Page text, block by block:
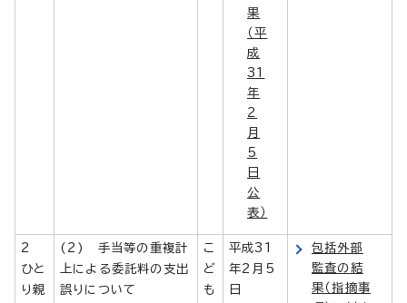
果
（平
成
31
年
2
月
5
日
公
表）
2
ひと
り親
(2) 手当等の重複計
上による委託料の支出
誤りについて
こ
ど
も
平成31
年2月5
日
包括外部
監査の結
果（指摘事